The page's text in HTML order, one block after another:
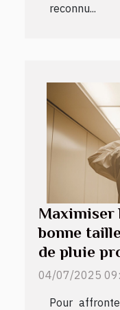
reconnu...
Maximiser
bonne
de pluie
04/07/2025
Pour